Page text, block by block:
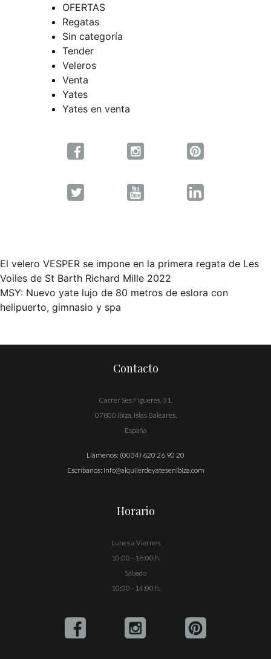
OFERTAS
Regatas
Sin categoría
Tender
Veleros
Venta
Yates
Yates en venta
Navegación
de
El velero VESPER se impone en la primera regata de Les
Voiles de St Barth Richard Mille 2022
MSY: Nuevo yate lujo de 80 metros de eslora con
helipuerto, gimnasio y spa
Contacto
Carrer Ses Figueres, 31,
07800 Ibiza, Islas Baleares,
España
Llámenos: (0034) 620 26 90 20
Escríbanos: info@alquilerdeyatesenibiza.com
Horario
Lunes a Viernes
10:00 - 18:00 h.
Sábado
10:00 - 14:00 h.